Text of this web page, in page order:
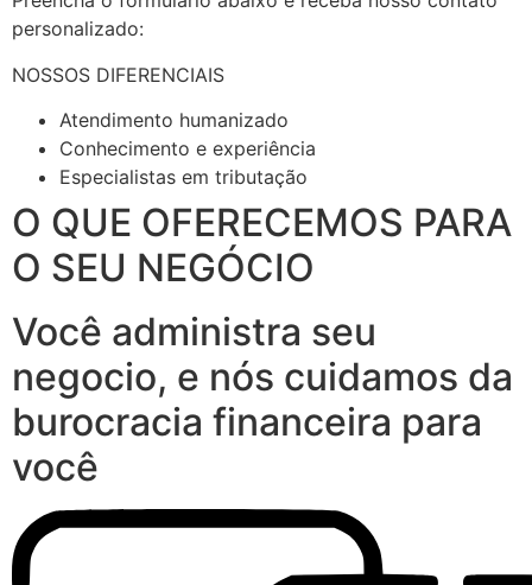
personalizado:
NOSSOS DIFERENCIAIS
Atendimento humanizado
Conhecimento e experiência
Especialistas em tributação
O QUE OFERECEMOS PARA
O SEU NEGÓCIO
Você administra seu
negocio, e nós cuidamos da
burocracia financeira para
você